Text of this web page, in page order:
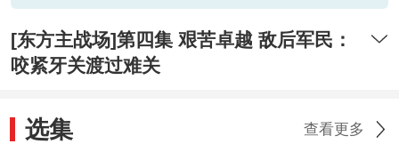
[东方主战场]第四集 艰苦卓越 敌后军民：
咬紧牙关渡过难关
选集 查看更多